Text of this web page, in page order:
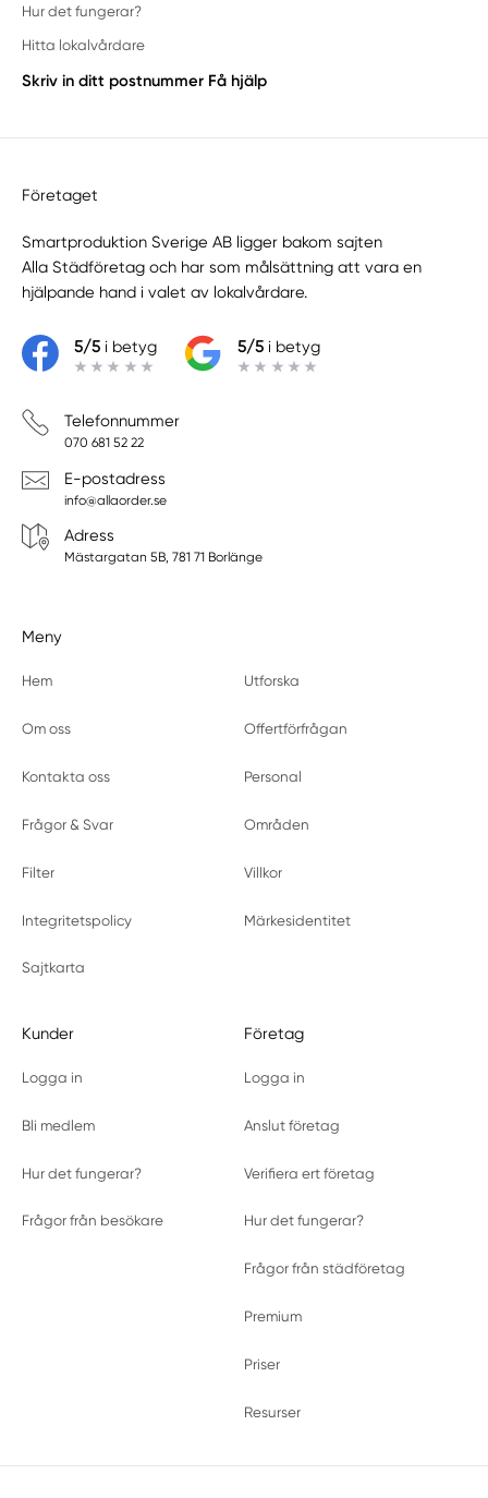
Hur det fungerar?
Hitta lokalvårdare
Skriv in ditt postnummer Få hjälp
Företaget
Smartproduktion Sverige AB ligger bakom sajten
Alla Städföretag och har som målsättning att vara en
hjälpande hand i valet av lokalvårdare.
5/5i betyg 5/5i betyg
Telefonnummer
070 681 52 22
E-postadress
info@allaorder.se
Adress
Mästargatan 5B, 781 71 Borlänge
Meny
Hem Utforska
Om oss Offertförfrågan
Kontakta oss Personal
Frågor & Svar Områden
Filter Villkor
Integritetspolicy Märkesidentitet
Sajtkarta
Kunder
Logga in
Bli medlem
Hur det fungerar?
Frågor från besökare
Företag
Logga in
Anslut företag
Verifiera ert företag
Hur det fungerar?
Frågor från städföretag
Premium
Priser
Resurser